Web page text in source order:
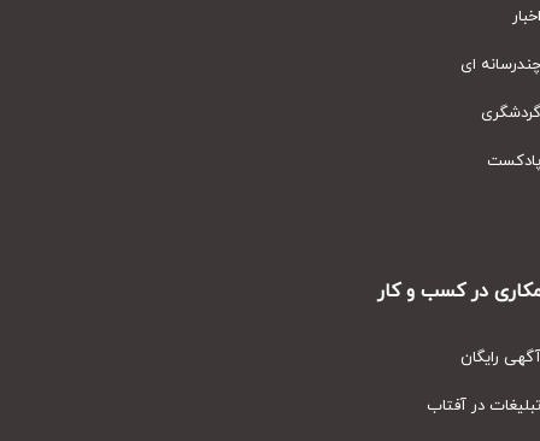
ای
در کسب و کار
رایگان
در آفتاب